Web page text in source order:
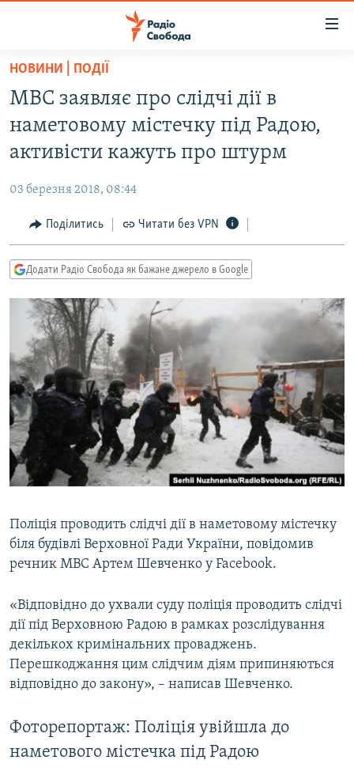
Перейти
основного
матеріалу
до
основної
навігації
Перейти
до
пошуку
ЕКОНОМІКА
СУСПІЛЬСТВО
УКРАЇНА
СВІТ
РОСІЙСЬКА «ФІЛЬТРАЦІЯ»
ДОНБАС.РЕАЛІЇ
ТИ ЯК?
СХЕМИ
КИТАЙ.ВИКЛИКИ
МУЛЬТИМЕДІА
ФОТО
СПЕЦПРОЄКТИ
ПОДКАСТИ
РУС
УКР
ДОЛУЧАЙСЯ!
Усі сайти RFE/RL
НОВИНИ | ПОДІЇ
МВС заявляє про слідчі дії в
наметовому містечку під Радою,
активісти кажуть про штурм
03 березня 2018, 08:44
Поділитись Читати без VPN
Додати Радіо Свобода як бажане джерело в Google
Поліція проводить слідчі дії в наметовому містечку
біля будівлі Верховної Ради України, повідомив
речник МВС Артем Шевченко у Facebook.
«Відповідно до ухвали суду поліція проводить слідчі
дії під Верховною Радою в рамках розслідування
декількох кримінальних проваджень.
Перешкоджання цим слідчим діям припиняються
відповідно до закону», – написав Шевченко.
Фоторепортаж: Поліція увійшла до
наметового містечка під Радою